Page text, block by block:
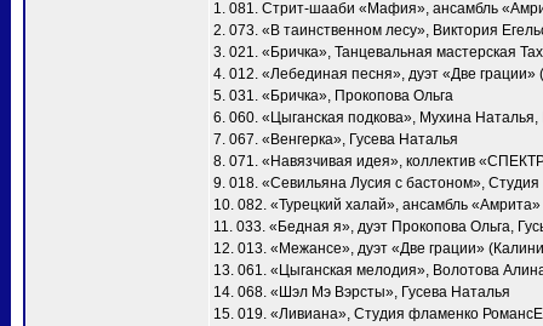
1. 081. Стрит-шааби «Мафия», ансамбль
2. 073. «В таинственном лесу», Виктория
3. 021. «Бричка», Танцевальная мастерская
4. 012. «Лебединая песня», дуэт «Две
5. 031. «Бричка», Прокопова Ольга
6. 060. «Цыганская подкова», Мухина
7. 067. «Венгерка», Гусева Наталья
8. 071. «Навязчивая идея», коллектив
9. 018. «Севильяна Лусия с бастоном»,
10. 082. «Турецкий халай», ансамбль «Амрита»
11. 033. «Бедная я», дуэт Прокопова Ольга,
12. 013. «Межансе», дуэт «Две грации»
13. 061. «Цыганская мелодия», Волотова
14. 068. «Шэл Мэ Вэрсты», Гусева Наталья
15. 019. «Ливиана», Студия фламенко